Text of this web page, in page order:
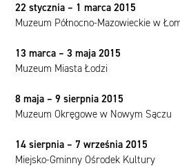
22 stycznia – 1 marca 2015
Muzeum Północno-Mazowieckie w
13 marca – 3 maja 2015
Muzeum Miasta Łodzi
8 maja – 9 sierpnia 2015
Muzeum Okręgowe w Nowym Sączu
14 sierpnia – 7 września 2015
Miejsko-Gminny Ośrodek Kultury